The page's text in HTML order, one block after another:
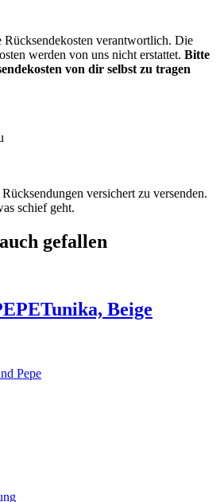
verantwortlich. Die
werden von uns nicht erstattet. Bitte
von dir selbst zu tragen
versichert zu versenden.
schief geht.
gefallen
Tunika, Beige
Pepe